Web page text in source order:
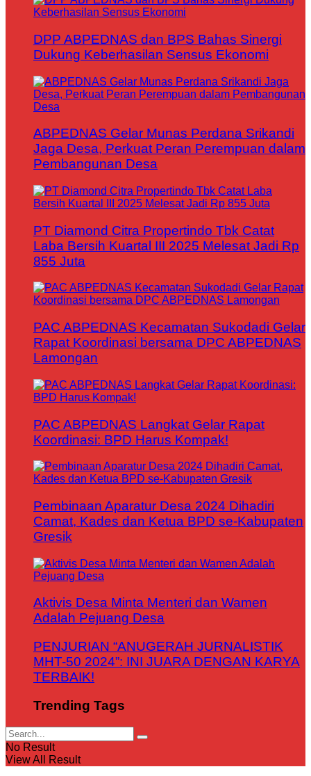
DPP ABPEDNAS dan BPS Bahas Sinergi
Dukung Keberhasilan Sensus Ekonomi
ABPEDNAS Gelar Munas Perdana Srikandi
Jaga Desa, Perkuat Peran Perempuan dalam
Pembangunan Desa
PT Diamond Citra Propertindo Tbk Catat
Laba Bersih Kuartal III 2025 Melesat Jadi Rp
855 Juta
PAC ABPEDNAS Kecamatan Sukodadi Gelar
Rapat Koordinasi bersama DPC ABPEDNAS
Lamongan
PAC ABPEDNAS Langkat Gelar Rapat
Koordinasi: BPD Harus Kompak!
Pembinaan Aparatur Desa 2024 Dihadiri
Camat, Kades dan Ketua BPD se-Kabupaten
Gresik
Aktivis Desa Minta Menteri dan Wamen
Adalah Pejuang Desa
PENJURIAN “ANUGERAH JURNALISTIK
MHT-50 2024”: INI JUARA DENGAN KARYA
TERBAIK!
Trending Tags
No Result
View All Result